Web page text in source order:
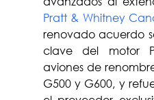
Pratt & Whitney
renovado acuerdo
clave del motor
aviones de
G500 y G600, y